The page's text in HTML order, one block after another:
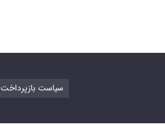
Refund Policy سیاست بازپرداخت